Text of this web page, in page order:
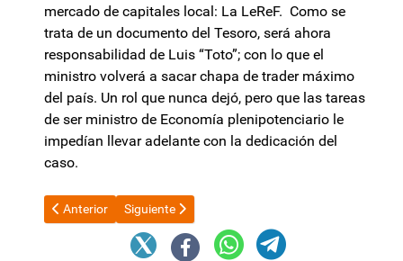
mercado de capitales local: La LeReF. Como se
trata de un documento del Tesoro, será ahora
responsabilidad de Luis “Toto”; con lo que el
ministro volverá a sacar chapa de trader máximo
del país. Un rol que nunca dejó, pero que las tareas
de ser ministro de Economía plenipotenciario le
impedían llevar adelante con la dedicación del
caso.
Artículo anterior: Fuerte golpe al bolsillo: la consulta más cara
Anterior Artículo siguiente: El PRO de Mauricio Macri se
Siguiente